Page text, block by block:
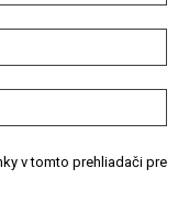
v tomto prehliadači pre